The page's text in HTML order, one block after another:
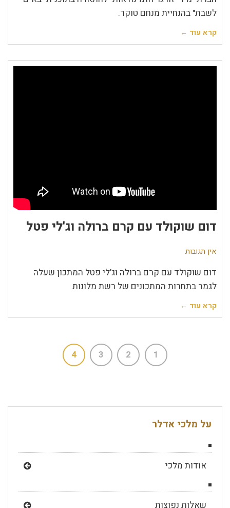
לשבת" בהנחיית מנחם טוקר.
קרא עוד ←
דום שוקולד עם קרם ברולה וג'לי פטל
אין תגובות
דום שוקולד עם קרם ברולה וג'לי פטל המתכון שעלה
לגמר בתחרות המתכונים של רשת מלונות
קרא עוד ←
1
2
3
4
על מלכי אדלר
אודות מלכי
שאלות נפוצות